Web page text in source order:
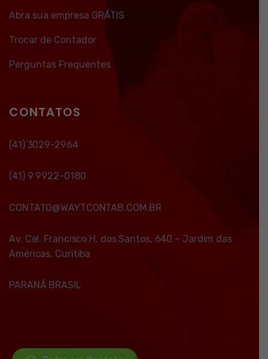
Abra sua empresa GRÁTIS
Trocar de Contador
Perguntas Frequentes
CONTATOS
(41) 3029-2964
(41) 9 9922-0180
CONTATO@WAYTCONTAB.COM.BR
Av. Cel. Francisco H. dos Santos, 640 – Jardim das
Américas, Curitiba
PARANÁ BRASIL